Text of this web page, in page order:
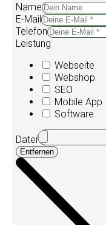
Name
E-Mail
Telefon
Leistung
Webseite
Webshop
SEO
Mobile App
Software
Datei
Entfernen